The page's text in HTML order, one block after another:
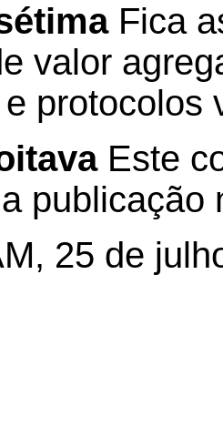
Fica
valor
protocolos
Este
publicação
25 de